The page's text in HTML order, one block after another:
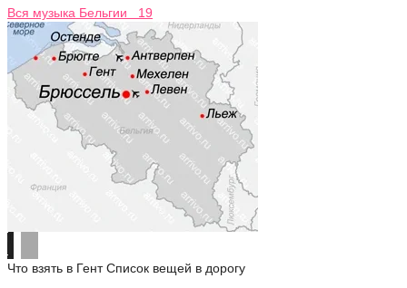
Вся музыка Бельгии 19
Что взять в Гент Список вещей в дорогу